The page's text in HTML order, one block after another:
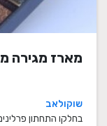
מארז מגירה
שוקולאב
בחלקו התחתון